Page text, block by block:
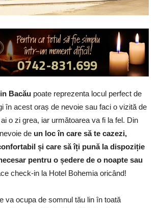
Bacău poate reprezenta locul perfect de
în acest oraș de nevoie sau faci o vizită de
o zi grea, iar următoarea va fi la fel. Din
de un loc în care să te cazezi,
și care să îți pună la dispoziție
pentru o ședere de o noapte sau
check-in la Hotel Bohemia oricând!
va ocupa de somnul tău lin în toată